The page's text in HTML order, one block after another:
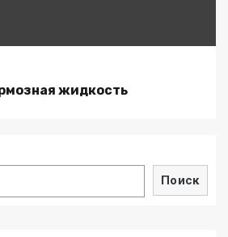
жидкость
Поиск